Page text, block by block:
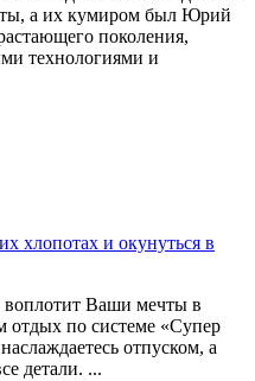
а их кумиром был Юрий
поколения,
технологиями и
хлопотах и окунуться в
воплотит Ваши мечты в
отдых по системе «Супер
отпуском, а
детали. ...